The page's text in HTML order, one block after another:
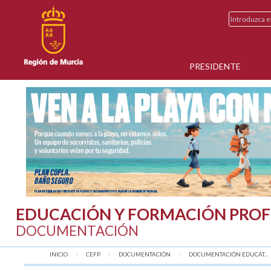
PRESIDENTE
EDUCACIÓN Y FORMACIÓN
DOCUMENTACIÓN
INICIO CEFP DOCUMENTACIÓN DOCUMENTACIÓN EDUCAT...